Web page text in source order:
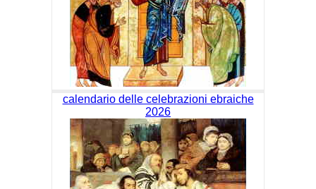
calendario delle celebrazioni ebraiche
2026